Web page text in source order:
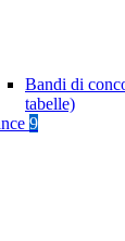
Bandi di
tabelle)
9